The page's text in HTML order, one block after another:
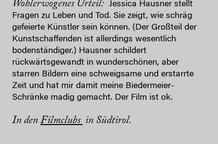
Wohlerwogenes Urteil: Jessica Hausner stellt
Fragen zu Leben und Tod. Sie zeigt, wie schräg
gefeierte Künstler sein können. (Der Großteil der
Kunstschaffenden ist allerdings wesentlich
bodenständiger.) Hausner schildert
rückwärtsgewandt in wunderschönen, aber
starren Bildern eine schweigsame und erstarrte
Zeit und hat mir damit meine Biedermeier-
Schränke madig gemacht. Der Film ist ok.
In den Filmclubs in Südtirol.